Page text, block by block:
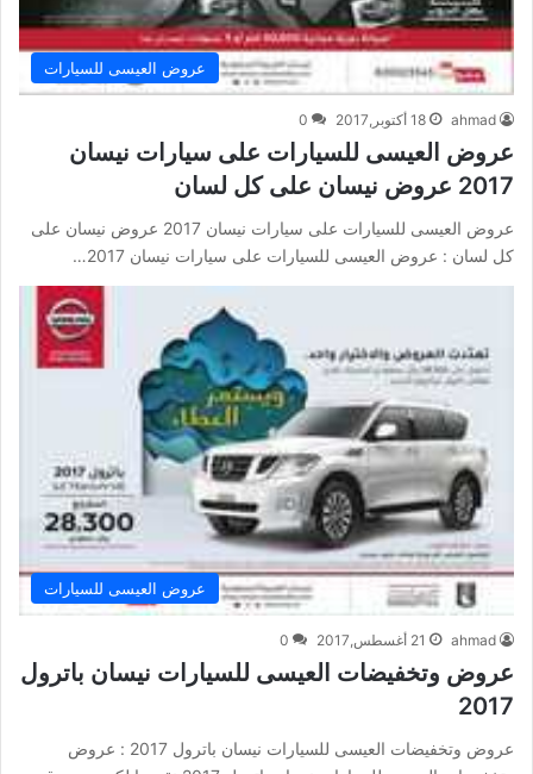
عروض العيسى للسيارات
ahmad 18 أكتوبر,2017 0
عروض العيسى للسيارات على سيارات نيسان
2017 عروض نيسان على كل لسان
عروض العيسى للسيارات على سيارات نيسان 2017 عروض نيسان على
كل لسان : عروض العيسى للسيارات على سيارات نيسان 2017…
عروض العيسى للسيارات
ahmad 21 أغسطس,2017 0
عروض وتخفيضات العيسى للسيارات نيسان باترول
2017
عروض وتخفيضات العيسى للسيارات نيسان باترول 2017 : عروض